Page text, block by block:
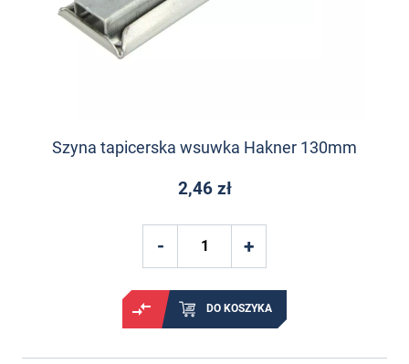
Szyna tapicerska wsuwka Hakner 130mm
2,46 zł
DO KOSZYKA